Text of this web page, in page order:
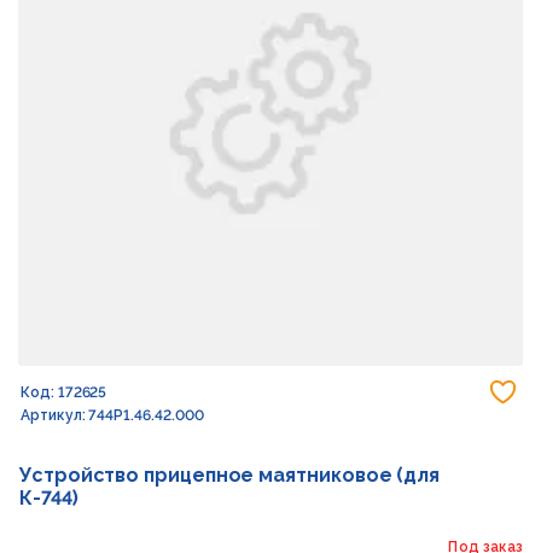
Код: 172625
Артикул: 744Р1.46.42.000
Устройство прицепное маятниковое (для
К-744)
Под заказ